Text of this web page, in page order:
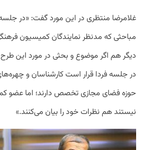
غلامرضا منتظری در این مورد گفت:‌‌ «در جلسه
مباحثی که مدنظر نمایندگان کمیسیون
دیگر هم اگر موضوع و بحثی در مورد این
در جلسه فردا قرار است کارشناسان و
حوزه فضای مجازی تخصص دارند؛ اما عضو
نیستند هم نظرات خود را بیان می‌کنند.»